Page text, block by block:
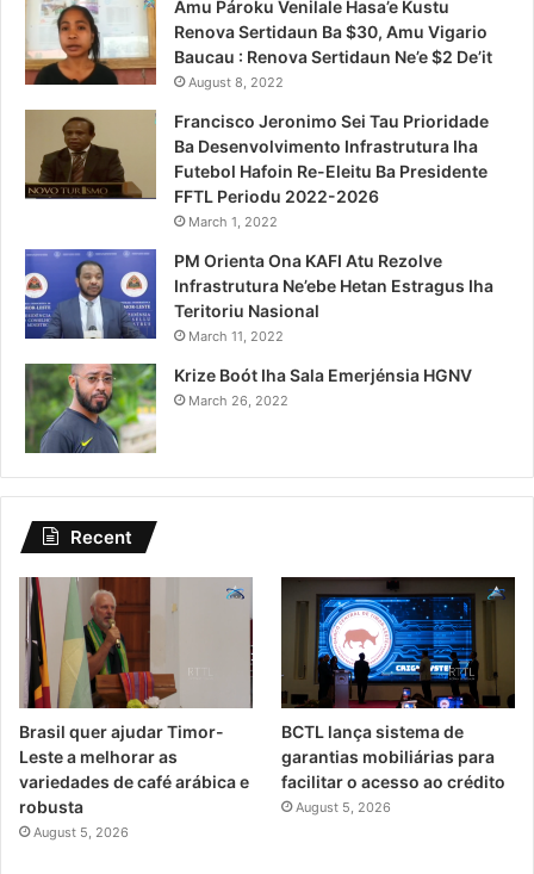
Amu Pároku Venilale Hasa’e Kustu
Renova Sertidaun Ba $30, Amu Vigario
Baucau : Renova Sertidaun Ne’e $2 De’it
August 8, 2022
Francisco Jeronimo Sei Tau Prioridade
Ba Desenvolvimento Infrastrutura Iha
Futebol Hafoin Re-Eleitu Ba Presidente
FFTL Periodu 2022-2026
March 1, 2022
PM Orienta Ona KAFI Atu Rezolve
Infrastrutura Ne’ebe Hetan Estragus Iha
Teritoriu Nasional
March 11, 2022
Krize Boót Iha Sala Emerjénsia HGNV
March 26, 2022
Recent
Brasil quer ajudar Timor-
Leste a melhorar as
variedades de café arábica e
robusta
August 5, 2026
BCTL lança sistema de
garantias mobiliárias para
facilitar o acesso ao crédito
August 5, 2026